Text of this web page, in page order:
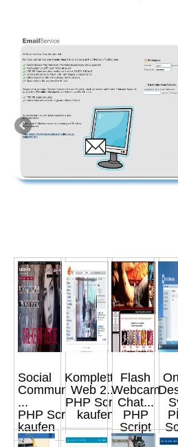
Social
Community
...
PHP Script
kaufen
Komplettes
Web 2....
PHP Script
kaufen
Flash
Webcam
Chat...
PHP
Script
kaufen